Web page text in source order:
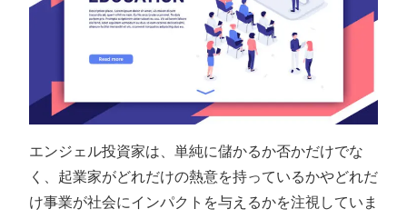
エンジェル投資家は、単純に儲かるか否かだけでな
く、起業家がどれだけの熱意を持っているかやどれだ
け事業が社会にインパクトを与えるかを注視していま